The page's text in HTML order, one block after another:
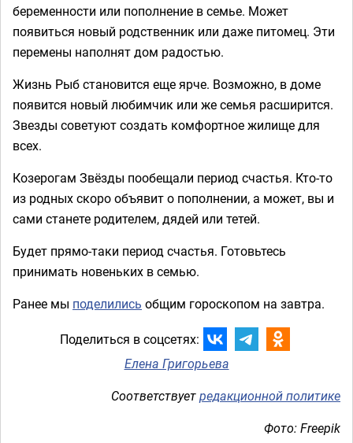
беременности или пополнение в семье. Может
появиться новый родственник или даже питомец. Эти
перемены наполнят дом радостью.
Жизнь Рыб становится еще ярче. Возможно, в доме
появится новый любимчик или же семья расширится.
Звезды советуют создать комфортное жилище для
всех.
Козерогам Звёзды пообещали период счастья. Кто-то
из родных скоро объявит о пополнении, а может, вы и
сами станете родителем, дядей или тетей.
Будет прямо-таки период счастья. Готовьтесь
принимать новеньких в семью.
Ранее мы поделились общим гороскопом на завтра.
Поделиться в соцсетях:
Елена Григорьева
Соответствуетредакционной политике
Фото: Freepik